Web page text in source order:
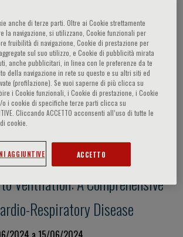
del relatore
Ventilation: A Comprehensive
Respiratory Disease
anche di terze parti. Oltre ai Cookie strettamente
la navigazione, si utilizzano, Cookie funzionali per
fruibilità di navigazione, Cookie di prestazione per
sul suo utilizzo, e Cookie di pubblicità mirata
anche pubblicitari, in linea con le preferenze da te
della navigazione in rete su questo e su altri siti ed
(profilazione). Se vuoi saperne di più clicca su
i Cookie funzionali, i Cookie di prestazione, i Cookie
i cookie di specifiche terze parti clicca su
Cliccando ACCETTO acconsenti all’uso di tutte le
cookie.
AGGIUNTIVE ACCETTO